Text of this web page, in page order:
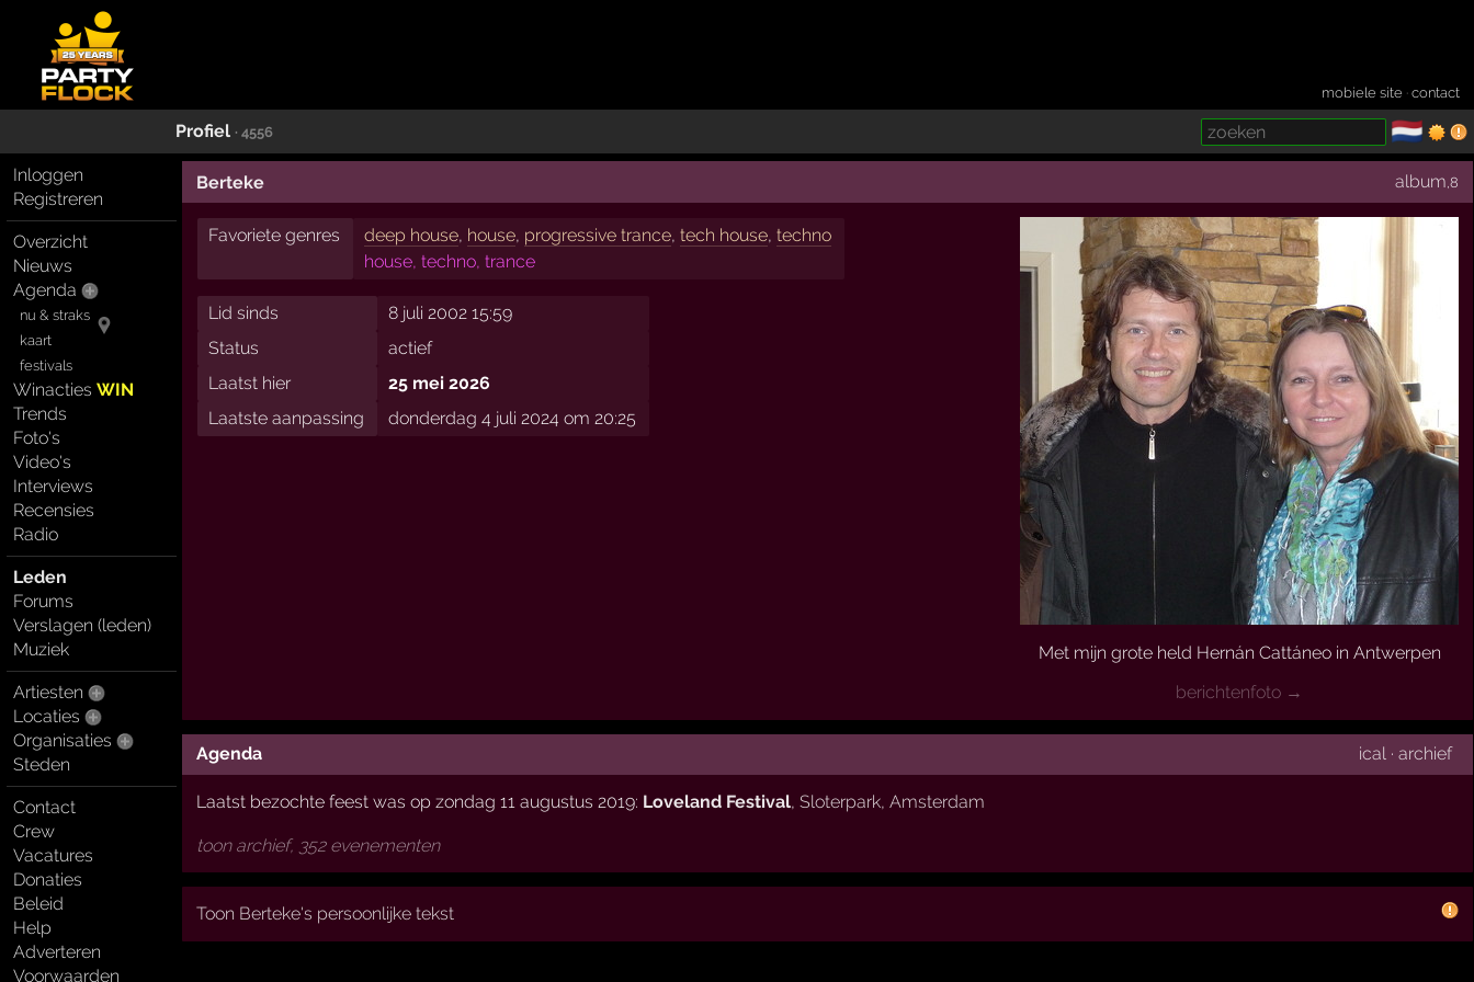
mobiele site ·contact
Profiel · 4556 🇳🇱
Inloggen
Registreren
Overzicht
Nieuws
Agenda
nu & straks
kaart
festivals
WinactiesWIN
Trends
Foto's
Video's
Interviews
Recensies
Radio
Leden
Forums
Verslagen (leden)
Muziek
Artiesten
Locaties
Organisaties
Steden
Contact
Crew
Vacatures
Donaties
Beleid
Help
Adverteren
Voorwaarden
Berteke album ,8
Met mijn grote held Hernán Cattáneo in Antwerpen
berichtenfoto →
Favoriete genres deep house, house, progressive trance,tech house,techno
house, techno, trance
Lid sinds
8 juli 2002 15:59
Status
actief
Laatst hier
25 mei 2026
Laatste aanpassing
donderdag 4 juli 2024 om 20:25
Agenda ical· archief
Laatst bezochte feest was op zondag 11 augustus 2019: Loveland Festival, Sloterpark, Amsterdam
toon archief, 352 evenementen
Toon Berteke's persoonlijke tekst